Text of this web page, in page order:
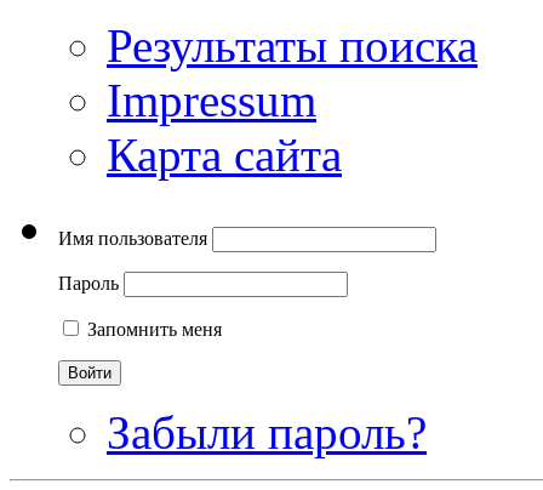
Результаты поиска
Impressum
Карта сайта
Имя пользователя
Пароль
Запомнить меня
Забыли пароль?